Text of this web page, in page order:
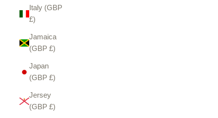
Italy (GBP
£)
Jamaica
(GBP £)
Japan
(GBP £)
Jersey
(GBP £)